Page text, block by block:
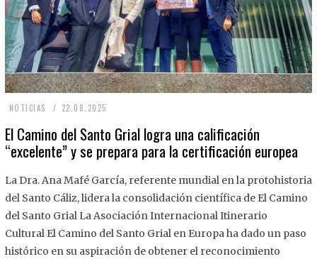
NOTICIAS 22.08.2025
.
8
2
El Camino del Santo Grial logra una calificación
“excelente” y se prepara para la certificación europea
La Dra. Ana Mafé García, referente mundial en la protohistoria
del Santo Cáliz, lidera la consolidación científica de El Camino
del Santo Grial La Asociación Internacional Itinerario
Cultural El Camino del Santo Grial en Europa ha dado un paso
histórico en su aspiración de obtener el reconocimiento